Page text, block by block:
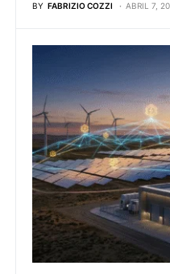
BY FABRIZIO COZZI ABRIL 7,